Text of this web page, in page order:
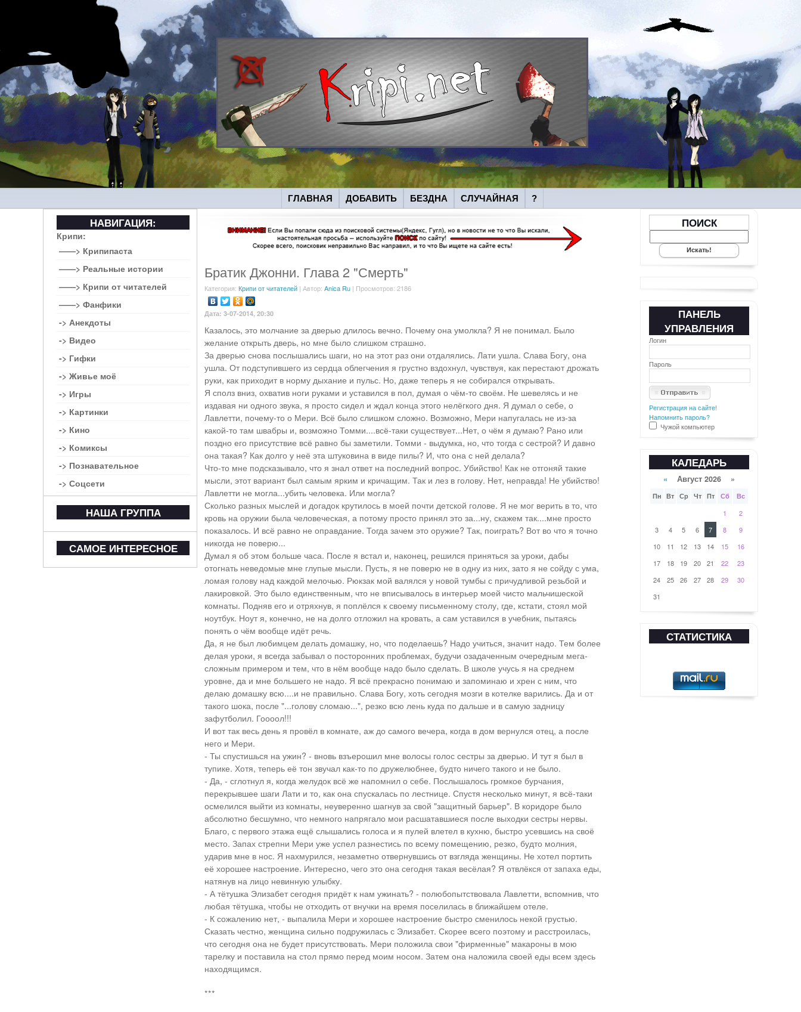
ГЛАВНАЯ ДОБАВИТЬ БЕЗДНА СЛУЧАЙНАЯ ?
Братик Джонни. Глава 2 "Смерть"
Категория: Крипи от читателей| Автор: Anica Ru| Просмотров: 2186
Дата: 3-07-2014, 20:30
Казалось, это молчание за дверью длилось вечно. Почему она умолкла? Я не понимал. Было
желание открыть дверь, но мне было слишком страшно.
За дверью снова послышались шаги, но на этот раз они отдалялись. Лати ушла. Слава Богу, она
ушла. От подступившего из сердца облегчения я грустно вздохнул, чувствуя, как перестают дрожать
руки, как приходит в норму дыхание и пульс. Но, даже теперь я не собирался открывать.
Я сполз вниз, охватив ноги руками и уставился в пол, думая о чём-то своём. Не шевелясь и не
издавая ни одного звука, я просто сидел и ждал конца этого нелёгкого дня. Я думал о себе, о
Лавлетти, почему-то о Мери. Всё было слишком сложно. Возможно, Мери напугалась не из-за
какой-то там швабры и, возможно Томми....всё-таки существует...Нет, о чём я думаю? Рано или
поздно его присутствие всё равно бы заметили. Томми - выдумка, но, что тогда с сестрой? И давно
она такая? Как долго у неё эта штуковина в виде пилы? И, что она с ней делала?
Что-то мне подсказывало, что я знал ответ на последний вопрос. Убийство! Как не отгоняй такие
мысли, этот вариант был самым ярким и кричащим. Так и лез в голову. Нет, неправда! Не убийство!
Лавлетти не могла...убить человека. Или могла?
Сколько разных мыслей и догадок крутилось в моей почти детской голове. Я не мог верить в то, что
кровь на оружии была человеческая, а потому просто принял это за...ну, скажем так....мне просто
показалось. И всё равно не оправдание. Тогда зачем это оружие? Так, поиграть? Вот во что я точно
никогда не поверю...
Думал я об этом больше часа. После я встал и, наконец, решился приняться за уроки, дабы
отогнать неведомые мне глупые мысли. Пусть, я не поверю не в одну из них, зато я не сойду с ума,
ломая голову над каждой мелочью. Рюкзак мой валялся у новой тумбы с причудливой резьбой и
лакировкой. Это было единственным, что не вписывалось в интерьер моей чисто мальчишеской
комнаты. Подняв его и отряхнув, я поплёлся к своему письменному столу, где, кстати, стоял мой
ноутбук. Ноут я, конечно, не на долго отложил на кровать, а сам уставился в учебник, пытаясь
понять о чём вообще идёт речь.
Да, я не был любимцем делать домашку, но, что поделаешь? Надо учиться, значит надо. Тем более
делая уроки, я всегда забывал о посторонних проблемах, будучи озадаченным очередным мега-
сложным примером и тем, что в нём вообще надо было сделать. В школе учусь я на среднем
уровне, да и мне большего не надо. Я всё прекрасно понимаю и запоминаю и хрен с ним, что
делаю домашку всю....и не правильно. Слава Богу, хоть сегодня мозги в котелке варились. Да и от
такого шока, после "...голову сломаю...", резко всю лень куда по дальше и в самую задницу
зафутболил. Гоооол!!!
И вот так весь день я провёл в комнате, аж до самого вечера, когда в дом вернулся отец, а после
него и Мери.
- Ты спустишься на ужин? - вновь взъерошил мне волосы голос сестры за дверью. И тут я был в
тупике. Хотя, теперь её тон звучал как-то по дружелюбнее, будто ничего такого и не было.
- Да, - сглотнул я, когда желудок всё же напомнил о себе. Послышалось громкое бурчания,
перекрывшее шаги Лати и то, как она спускалась по лестнице. Спустя несколько минут, я всё-таки
осмелился выйти из комнаты, неуверенно шагнув за свой "защитный барьер". В коридоре было
абсолютно бесшумно, что немного напрягало мои расшатавшиеся после выходки сестры нервы.
Благо, с первого этажа ещё слышались голоса и я пулей влетел в кухню, быстро усевшись на своё
место. Запах стрепни Мери уже успел разнестись по всему помещению, резко, будто молния,
ударив мне в нос. Я нахмурился, незаметно отвернувшись от взгляда женщины. Не хотел портить
её хорошее настроение. Интересно, чего это она сегодня такая весёлая? Я отвлёкся от запаха еды,
натянув на лицо невинную улыбку.
- А тётушка Элизабет сегодня придёт к нам ужинать? - полюбопытствовала Лавлетти, вспомнив, что
любая тётушка, чтобы не отходить от внучки на время поселилась в ближайшем отеле.
- К сожалению нет, - выпалила Мери и хорошее настроение быстро сменилось некой грустью.
Сказать честно, женщина сильно подружилась с Элизабет. Скорее всего поэтому и расстроилась,
что сегодня она не будет присутствовать. Мери положила свои "фирменные" макароны в мою
тарелку и поставила на стол прямо перед моим носом. Затем она наложила своей еды всем здесь
находящимся.
***
НАВИГАЦИЯ:
Крипи:
——> Крипипаста
——> Реальные истории
——> Крипи от читателей
——> Фанфики
-> Анекдоты
-> Видео
-> Гифки
-> Живье моё
-> Игры
-> Картинки
-> Кино
-> Комиксы
-> Познавательное
-> Соцсети
НАША ГРУППА
САМОЕ ИНТЕРЕСНОЕ
ПОИСК
ПАНЕЛЬ
УПРАВЛЕНИЯ
Логин
Пароль
Регистрация на сайте!
Напомнить пароль?
Чужой компьютер
КАЛЕДАРЬ
« Август 2026 »
Пн Вт Ср Чт Пт Сб Вс
1
2
3
4 5 6 7 8
9
10
11 12 13 14 15
16
17
18 19 20 21 22
23
24
25 26 27 28 29
30
31
СТАТИСТИКА